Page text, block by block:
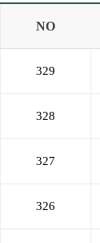
NO
329
328
327
326